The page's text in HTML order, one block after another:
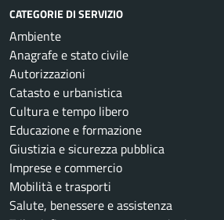
CATEGORIE DI SERVIZIO
Ambiente
Anagrafe e stato civile
Autorizzazioni
Catasto e urbanistica
Cultura e tempo libero
Educazione e formazione
Giustizia e sicurezza pubblica
Imprese e commercio
Mobilità e trasporti
Salute, benessere e assistenza